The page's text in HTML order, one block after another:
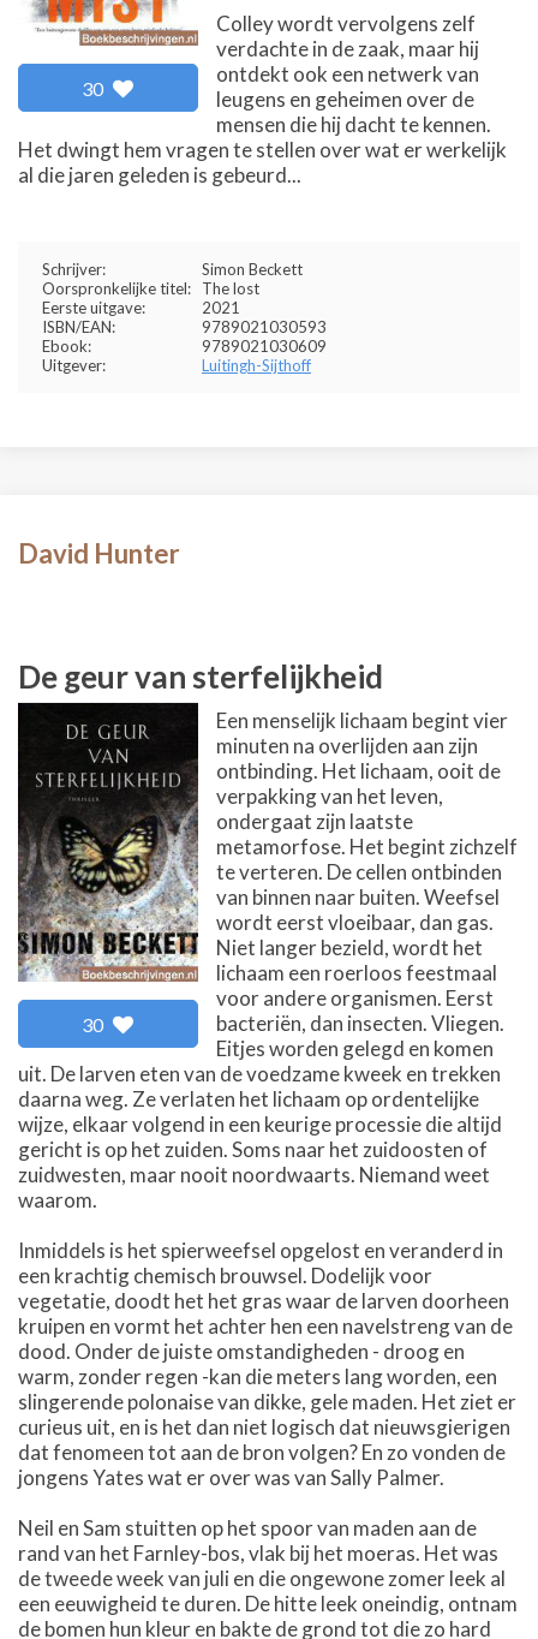
30
Colley wordt vervolgens zelf
verdachte in de zaak, maar hij
ontdekt ook een netwerk van
leugens en geheimen over de
mensen die hij dacht te kennen.
Het dwingt hem vragen te stellen over wat er werkelijk
al die jaren geleden is gebeurd...
Schrijver:
Simon Beckett
Oorspronkelijke titel:
The lost
Eerste uitgave:
2021
ISBN/EAN:
9789021030593
Ebook:
9789021030609
Uitgever:
Luitingh-Sijthoff
David Hunter
De geur van sterfelijkheid
30
Een menselijk lichaam begint vier
minuten na overlijden aan zijn
ontbinding. Het lichaam, ooit de
verpakking van het leven,
ondergaat zijn laatste
metamorfose. Het begint zichzelf
te verteren. De cellen ontbinden
van binnen naar buiten. Weefsel
wordt eerst vloeibaar, dan gas.
Niet langer bezield, wordt het
lichaam een roerloos feestmaal
voor andere organismen. Eerst
bacteriën, dan insecten. Vliegen.
Eitjes worden gelegd en komen
uit. De larven eten van de voedzame kweek en trekken
daarna weg. Ze verlaten het lichaam op ordentelijke
wijze, elkaar volgend in een keurige processie die altijd
gericht is op het zuiden. Soms naar het zuidoosten of
zuidwesten, maar nooit noordwaarts. Niemand weet
waarom.
Inmiddels is het spierweefsel opgelost en veranderd in
een krachtig chemisch brouwsel. Dodelijk voor
vegetatie, doodt het het gras waar de larven doorheen
kruipen en vormt het achter hen een navelstreng van de
dood. Onder de juiste omstandigheden - droog en
warm, zonder regen -kan die meters lang worden, een
slingerende polonaise van dikke, gele maden. Het ziet er
curieus uit, en is het dan niet logisch dat nieuwsgierigen
dat fenomeen tot aan de bron volgen? En zo vonden de
jongens Yates wat er over was van Sally Palmer.
Neil en Sam stuitten op het spoor van maden aan de
rand van het Farnley-bos, vlak bij het moeras. Het was
de tweede week van juli en die ongewone zomer leek al
een eeuwigheid te duren. De hitte leek oneindig, ontnam
de bomen hun kleur en bakte de grond tot die zo hard